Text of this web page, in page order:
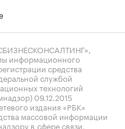
информационного
средства
службой
технологий
09.12.2015
издания «РБК»
массовой информации
в сфере связи,